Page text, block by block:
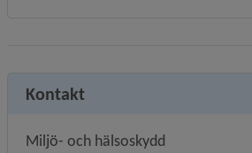
Kontakt
Miljö- och hälsoskydd